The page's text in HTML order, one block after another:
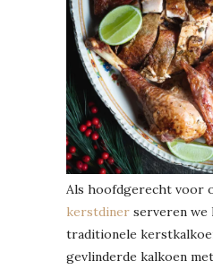
Als hoofdgerecht voor
kerstdiner serveren we
traditionele
gevlinderde kalkoen